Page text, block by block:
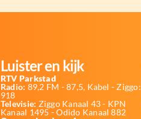
Luister en kijk
RTV Parkstad
Radio: 89,2 FM - 87,5, Kabel - Ziggo:
918
Televisie: Ziggo Kanaal 43 - KPN
Kanaal 1495 - Odido Kanaal 882